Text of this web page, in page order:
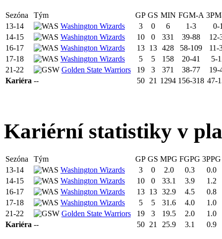
Sezóna Tým GP GS MIN FGM-A
13-14
Washington Wizards 3 0 6 1-3
0-
14-15
Washington Wizards 10 0 331 39-88
12-
16-17
Washington Wizards 13 13 428 58-109
11-
17-18
Washington Wizards 5 5 158 20-41
5-
21-22
Golden State Warriors 19 3 371 38-77
19-
Kariéra -- 50 21 1294 156-318 47-
Kariérní statistiky v
Sezóna Tým GP GS MPG FGPG 3PPG
13-14
Washington Wizards 3 0 2.0 0.3
0.0
14-15
Washington Wizards 10 0 33.1 3.9
1.2
16-17
Washington Wizards 13 13 32.9 4.5
0.8
17-18
Washington Wizards 5 5 31.6 4.0
1.0
21-22
Golden State Warriors 19 3 19.5 2.0
1.0
Kariéra -- 50 21 25.9 3.1 0.9